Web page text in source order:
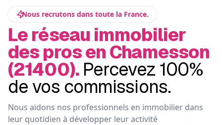
Nous recrutons dans toute la France.
Le réseau immobilier
des pros en Chamesson
(21400). Percevez 100%
de vos commissions.
Nous aidons nos professionnels en immobilier dans
leur quotidien à développer leur activité